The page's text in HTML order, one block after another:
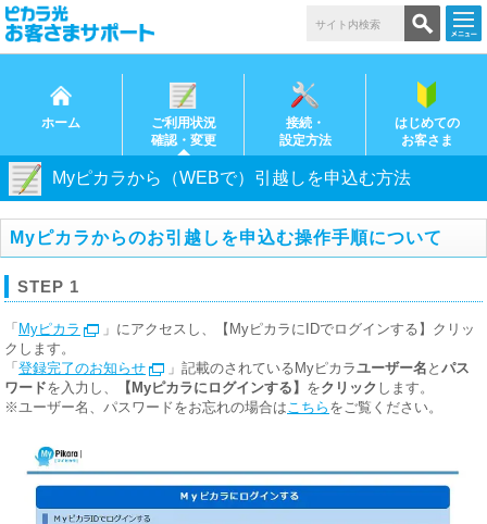
ホーム
ご利用状況
確認・変更
接続・
設定方法
はじめての
お客さま
Myピカラから（WEBで）引越しを申込む方法
Myピカラからのお引越しを申込む操作手順について
STEP 1
「 Myピカラ
」にアクセスし、【MyピカラにIDでログインする】クリッ
クします。
「 登録完了のお知らせ 」記載のされているMyピカラユーザー名 と パス
ワードを入力し、 【Myピカラにログインする】 をクリック します。
※ユーザー名、パスワードをお忘れの場合はこちら をご覧ください。